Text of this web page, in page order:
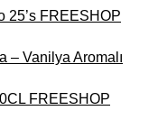
25’s FREESHOP
– Vanilya Aromalı
FREESHOP